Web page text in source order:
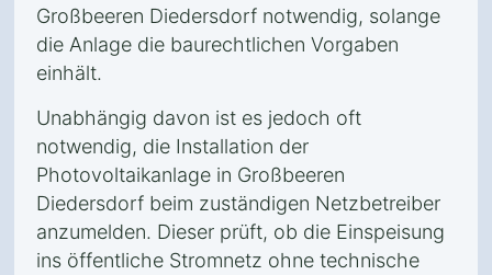
Großbeeren Diedersdorf notwendig, solange
die Anlage die baurechtlichen Vorgaben
einhält.
Unabhängig davon ist es jedoch oft
notwendig, die Installation der
Photovoltaikanlage in Großbeeren
Diedersdorf beim zuständigen Netzbetreiber
anzumelden. Dieser prüft, ob die Einspeisung
ins öffentliche Stromnetz ohne technische